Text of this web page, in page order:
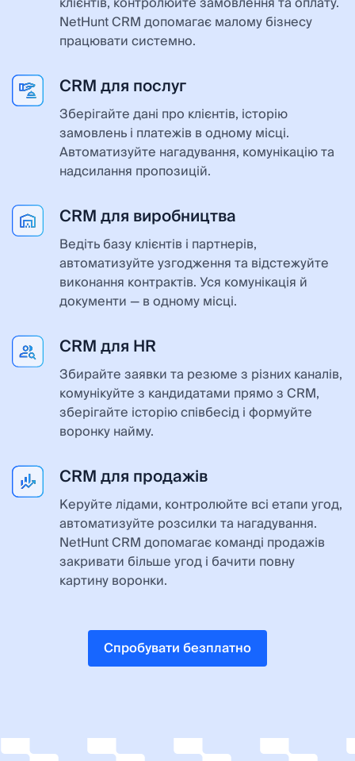
NetHunt CRM допомагає малому бізнесу
працювати системно.
CRM для послуг
Зберігайте дані про клієнтів, історію
замовлень і платежів в одному місці.
Автоматизуйте нагадування, комунікацію та
надсилання пропозицій.
CRM для виробництва
Ведіть базу клієнтів і партнерів,
автоматизуйте узгодження та відстежуйте
виконання контрактів. Уся комунікація й
документи — в одному місці.
CRM для HR
Збирайте заявки та резюме з різних каналів,
комунікуйте з кандидатами прямо з CRM,
зберігайте історію співбесід і формуйте
воронку найму.
CRM для продажів
Керуйте лідами, контролюйте всі етапи угод,
автоматизуйте розсилки та нагадування.
NetHunt CRM допомагає команді продажів
закривати більше угод і бачити повну
картину воронки.
Спробувати безплатно